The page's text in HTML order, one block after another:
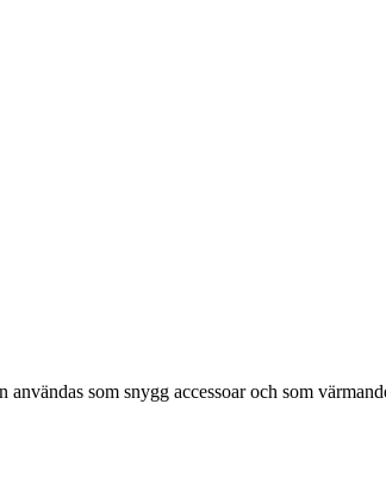
som snygg accessoar och som